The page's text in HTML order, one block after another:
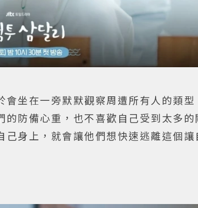
坐在一旁默默觀察周遭所有人的類
防備心重，也不喜歡自己受到太多
身上，就會讓他們想快速逃離這個